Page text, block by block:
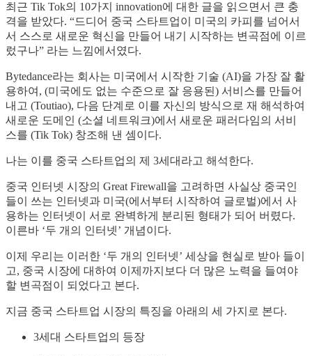
최근 Tik Tok의 10가지 innovation에 대한 글을 읽으면서 큰 충
격을 받았다. “드디어 중국 스타트업이 미국의 카피를 넘어서
서 스스로 새로운 혁신을 만들어 내기 시작하는 변곡점에 이르
렀구나” 라는 느낌에서였다.
Bytedance라는 회사는 미국에서 시작한 기술 (AI)을 가장 잘 활
용하여, (미국에도 없는 수준으로 잘 응용된) 서비스를 만들어
내고 (Toutiao), 다음 단계로 이를 자신의 방식으로 재 해석하여
새로운 도메인 (소셜 네트워크)에서 새로운 패러다임의 서비
스를 (Tik Tok) 창조해 낸 셈이다.
나는 이를 중국 스타트업의 제 3세대라고 해석한다.
중국 인터넷 시장의 Great Firewall을 고려하면 사실상 중국인
들이 쓰는 인터넷과 미국(에서부터 시작하여 글로벌)에서 사
용하는 인터넷이 서로 완벽하게 분리된 형태가 되어 버렸다.
이른바 ‘두 개의 인터넷’ 개념이다.
이제 우리는 이러한 ‘두 개의 인터넷’ 세상을 현실로 받아 들이
고, 중국 시장에 대하여 이제까지보다 더 많은 노력을 들여야
할 변곡점이 되었다고 본다.
지금 중국 스타트업 시장의 특징을 아래의 세 가지로 본다.
3세대 스타트업의 등장